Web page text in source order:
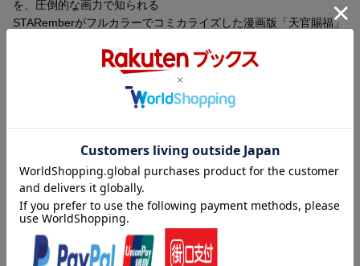
を、圧倒的な画力で知られる
STARemberがフルカラーでコミカライズした漫画版「天官賜福」
天界・人間界・鬼界の3つの領域から成る世界で、若くして飛昇し
二度も天界から追放された太子殿下・謝憐(シエ・リェン)と
天界の神官たちにさえ恐れられる絶境鬼王の血雨探花・花城(ホ
ワ・チョン)。
二人が織りなす800年越しの再会と愛を美しく繊細な筆致で描き起
こす。
更新日：2026年06月10日
内容紹介（JPROより）
本作はアニメ・ラジオドラマなどの多様なメディアミックスで、
アジアをはじめ世界にファンを広げる中国大人気作家・墨香銅臭
原作の同名小説を
圧倒的な画力で知られるSTARemberがフルカラーでコミカライズ